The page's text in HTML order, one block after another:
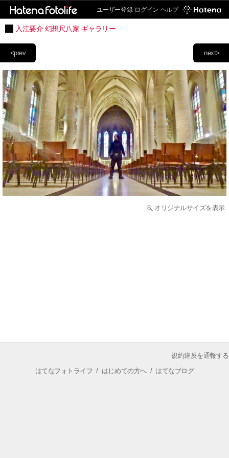
ユーザー登録 ログイン ヘルプ
入江要介 幻想尺八家 ギャラリー
next>
<prev
オリジナルサイズを表示
規約違反を通報する
はてなフォトライフ / はじめての方へ/ はてなブログ